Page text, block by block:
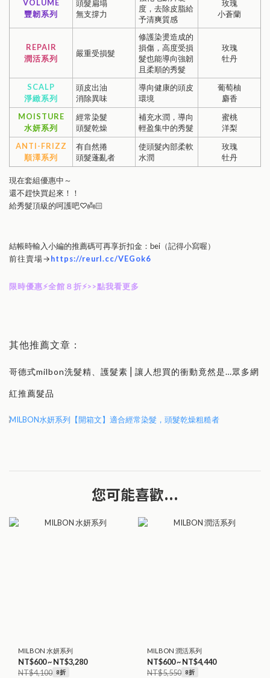
VOLUME
豐韌系列
頭髮扁塌
無支撐力
度，去除皮脂給
予清爽質感
玫瑰
小蒼蘭
REPAIR
潤活系列
嚴重受損髮
修護染燙造成的
損傷，高度受損
髮也能導向強韌
且柔順的秀髮
玫瑰
牡丹
SCALP
淨緻系列
頭皮出油
消除異味
導向健康的頭皮
環境
葡萄柚
麝香
MOISTURE
水妍系列
經常染髮
頭髮乾燥
補充水潤，導向
輕盈集中的秀髮
蜜桃
洋梨
ANTI-FRIZZ
順澤系列
有自然捲
頭髮蓬亂者
使頭髮內部柔軟
水潤
玫瑰
牡丹
現在套組優惠中～
還不趕快買起來！！
給秀髮頂級的呵護吧♡👼🏻
結帳時輸入小編的推薦碼可再享折扣金：bei（記得小寫喔）
前往賣場→https://reurl.cc/VEGok6
限時優惠⚡️全館８折⚡️>>點我看更多
其他推薦文章：
哥德式milbon洗髮精、護髮素⎪讓人想買的衝動竟然是…眾多網
紅推薦髮品
您可能喜歡...
MILBON 水妍系列
NT$600 ~ NT$3,280
NT$4,100 8折
MILBON 潤活系列
NT$600 ~ NT$4,440
NT$5,550 8折